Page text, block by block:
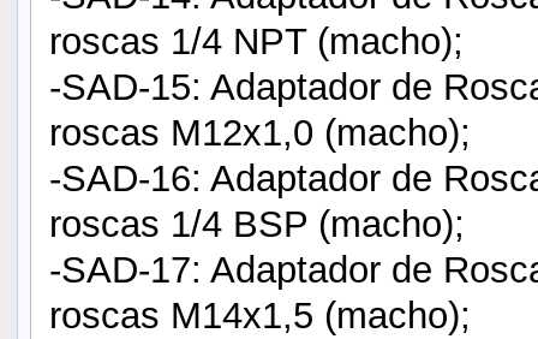
roscas 1/4 NPT (macho);
-SAD-15: Adaptador de
roscas M12x1,0 (macho);
-SAD-16: Adaptador de
roscas 1/4 BSP (macho);
-SAD-17: Adaptador de
roscas M14x1,5 (macho);